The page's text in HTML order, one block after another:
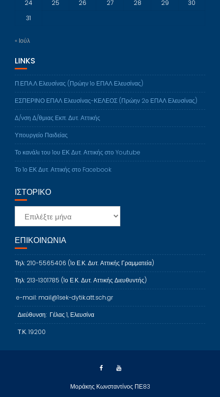
24
25 26 27 28 29
30
31
« Ιούλ
LINKS
Π.ΕΠΑ.Λ Ελευσίνας (Πρώην 1ο ΕΠΑΛ Ελευσίνας)
ΕΣΠΕΡΙΝΟ ΕΠΑΛ Ελευσίνας-ΚΕΛΕΟΣ (Πρώην 2ο ΕΠΑΛ Ελευσίνας)
Δ/νση Δ/θμιας Εκπ. Δυτ. Αττικής
Υπουργείο Παιδείας
Το κανάλι του 1ου ΕΚ Δυτ. Αττικής στο Youtube
Το 1ο ΕΚ Δυτ. Αττικής στο Facebook
ΙΣΤΟΡΙΚΌ
ΕΠΙΚΟΙΝΩΝΙΑ
Τηλ: 210-5565406 (1ο Ε.Κ. Δυτ. Αττικής Γραμματεία)
Τηλ: 213-1301785 (1ο Ε.Κ. Δυτ. Αττικής Διευθυντής)
e-mail: mail@1sek-dytik.att.sch.gr
Διεύθυνση: Γέλας 1, Ελευσίνα
Τ.Κ. 19200
Μοράκης Κωνσταντίνος ΠΕ83